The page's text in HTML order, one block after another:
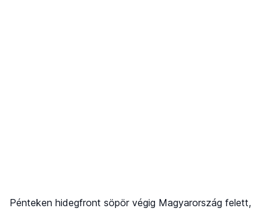
Pénteken hidegfront söpör végig Magyarország felett,